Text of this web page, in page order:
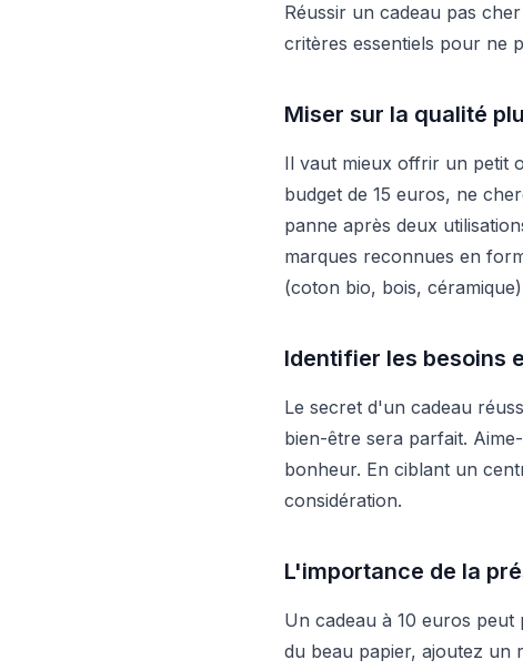
Réussir un cadeau pas
critères essentiels pour ne
Miser sur la qualité
Il vaut mieux offrir un petit
budget de 15 euros, ne
panne après deux
marques reconnues en
(coton bio, bois,
Identifier les besoins
Le secret d'un cadeau
bien-être sera parfait.
bonheur. En ciblant un
considération.
L'importance de la
Un cadeau à 10 euros
du beau papier, ajoutez un